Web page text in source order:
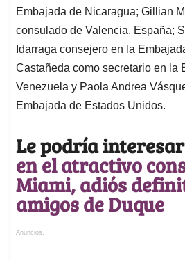
Embajada de Nicaragua; Gillian
consulado de Valencia, España;
Idarraga consejero en la
Castañeda como secretario en la
Venezuela y Paola Andrea
Embajada de Estados Unidos.
Le podría
en el atractivo
Miami, adiós
amigos de Duque
Anuncios.